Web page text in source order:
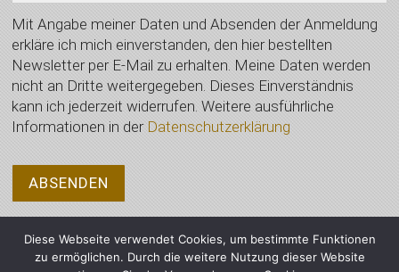
Mit Angabe meiner Daten und Absenden der Anmeldung
erkläre ich mich einverstanden, den hier bestellten
Newsletter per E-Mail zu erhalten. Meine Daten werden
nicht an Dritte weitergegeben. Dieses Einverständnis
kann ich jederzeit widerrufen. Weitere ausführliche
Informationen in der Datenschutzerklärung
Diese Webseite verwendet Cookies, um bestimmte Funktionen
zu ermöglichen. Durch die weitere Nutzung dieser Website